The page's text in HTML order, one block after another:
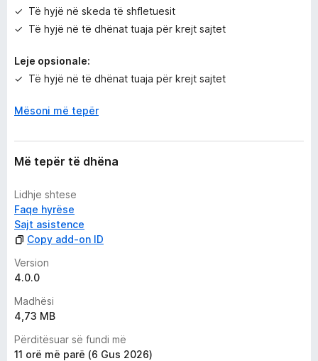
Të hyjë në skeda të shfletuesit
Të hyjë në të dhënat tuaja për krejt sajtet
Leje opsionale:
Të hyjë në të dhënat tuaja për krejt sajtet
Mësoni më tepër
Më tepër të dhëna
Lidhje shtese
Faqe hyrëse
Sajt asistence
Copy add-on ID
Version
4.0.0
Madhësi
4,73 MB
Përditësuar së fundi më
11 orë më parë (6 Gus 2026)